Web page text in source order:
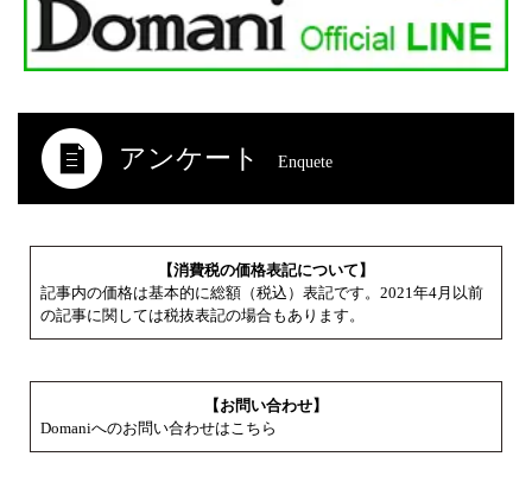
アンケート Enquete
【消費税の価格表記について】
記事内の価格は基本的に総額（税込）表記です。2021年4月以前
の記事に関しては税抜表記の場合もあります。
【お問い合わせ】
Domaniへのお問い合わせはこちら